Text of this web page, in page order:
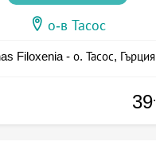
о-в Тасос
Filoxenia - о. Тасос, Гърция
39